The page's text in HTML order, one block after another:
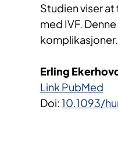
Studien viser
med IVF.
komplikasjoner.
Erling
Link PubMed
Doi:10.1093/